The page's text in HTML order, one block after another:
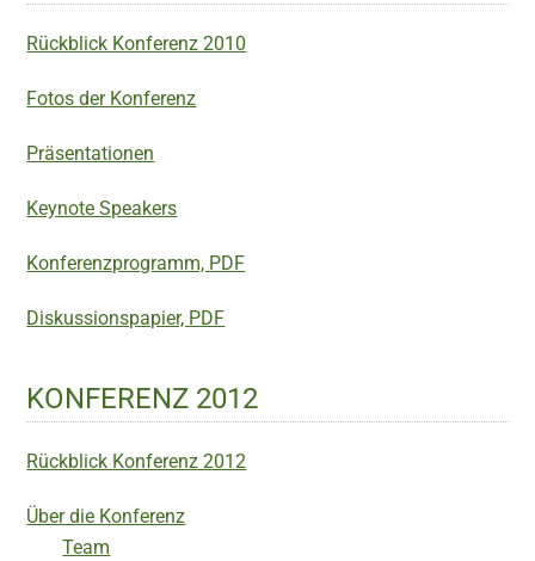
Rückblick Konferenz 2010
Fotos der Konferenz
Präsentationen
Keynote Speakers
Konferenzprogramm, PDF
Diskussionspapier, PDF
KONFERENZ 2012
Rückblick Konferenz 2012
Über die Konferenz
Team